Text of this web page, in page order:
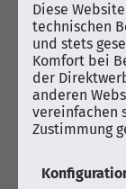
Diese
technischen
und stets
Komfort bei
der
anderen
vereinfachen
Zustimmung